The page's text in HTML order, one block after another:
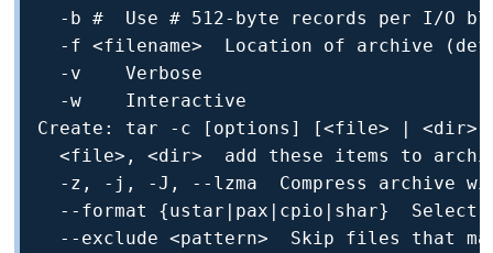
-b #  Use # 512-byte records per I/O
-f <filename>  Location of archive
  -v    Verbose
  -w    Interactive
Create: tar -c [options] [<file> | <dir> |
<file>, <dir>  add these items to
-z, -j, -J, --lzma  Compress archive
--format {ustar|pax|cpio|shar}  Select
--exclude <pattern>  Skip files that